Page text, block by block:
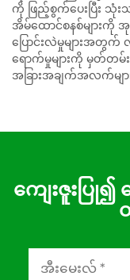
ကို ဖြည့်စွက်ပေးပြီး
အိမ်ထောင်စနစ်များကို
ပြောင်းလဲမှုများအတွ
ရောက်မှုများကို မှတ်တမ်
အခြားအချက်အလက်မျ
ကျေးဇူးပြု၍